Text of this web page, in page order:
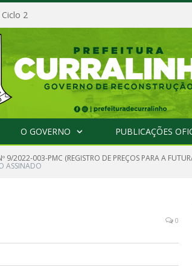
2
O GOVERNO PUBLICAÇÕES
9/2022-003-PMC (REGISTRO DE PREÇOS PARA A
ASSINADO
0